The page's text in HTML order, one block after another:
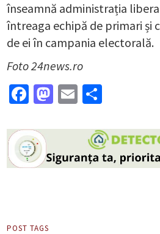
înseamnă administrația
întreaga echipă de primari și
de ei în campania electorală.
Foto 24news.ro
Facebook
Mastodon
Email
POST TAGS